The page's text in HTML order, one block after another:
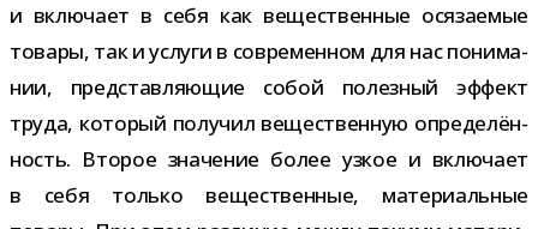
и вклю­чает в себя как веще­ствен­ные ося­за­е­мые
товары, так и услуги в совре­мен­ном для нас пони­ма­
нии, пред­став­ля­ю­щие собой полез­ный эффект
труда, кото­рый полу­чил веще­ствен­ную опре­де­лён­
ность. Второе зна­че­ние более узкое и вклю­чает
в себя только веще­ствен­ные, мате­ри­аль­ные